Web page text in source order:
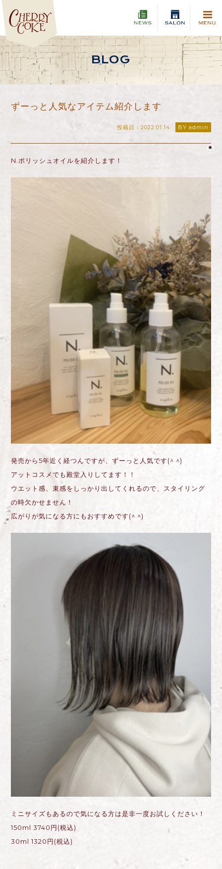
BLOG
ずーっと人気なアイテム紹介します
投稿日：2022.01.14 BY admin
N.ポリッシュオイルを紹介します！
発売から5年近く経つんですが、ずーっと人気です(^ ^)
アットコスメでも殿堂入りしてます！！
ウエット感、束感をしっかり出してくれるので、スタイリング
の時欠かせません！
広がりが気になる方にもおすすめです(^ ^)
ミニサイズもあるので気になる方は是非一度お試しください！
150ml 3740円(税込)
30ml 1320円(税込)